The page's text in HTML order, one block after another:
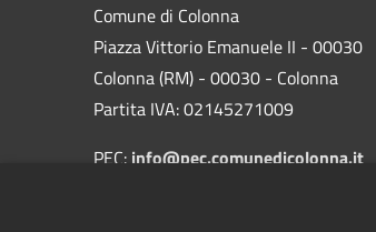
Comune di Colonna
Piazza Vittorio Emanuele II - 00030
Colonna (RM) - 00030 - Colonna
Partita IVA: 02145271009
PEC: info@pec.comunedicolonna.it